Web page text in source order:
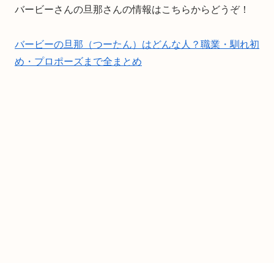
バービーさんの旦那さんの情報はこちらからどうぞ！
バービーの旦那（つーたん）はどんな人？職業・馴れ初
め・プロポーズまで全まとめ